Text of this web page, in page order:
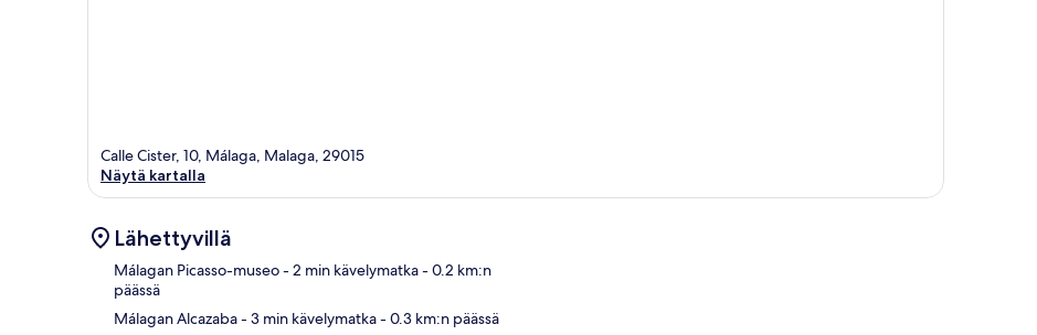
Calle Cister, 10, Málaga, Malaga, 29015
Näytä kartalla
Lähettyvillä
Málagan Picasso-museo- 2 min kävelymatka- 0.2 km:n
päässä
Málagan Alcazaba- 3 min kävelymatka- 0.3 km:n päässä